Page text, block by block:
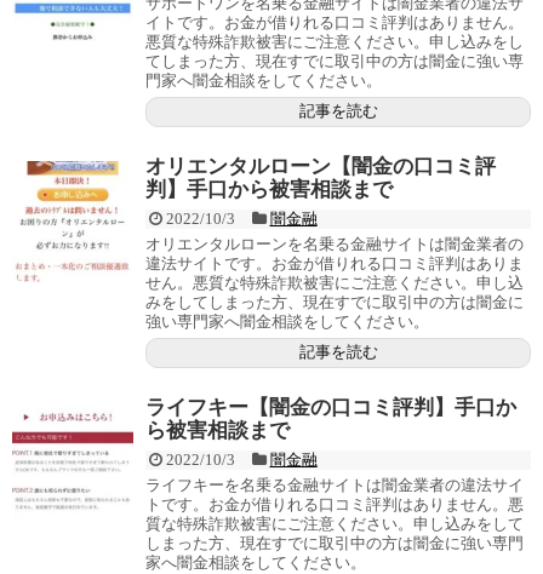
イトです。お金が借りれる口コミ評判はありません。
悪質な特殊詐欺被害にご注意ください。申し込みをし
てしまった方、現在すでに取引中の方は闇金に強い専
門家へ闇金相談をしてください。
記事を読む
オリエンタルローン【闇金の口コミ評
判】手口から被害相談まで
2022/10/3
闇金融
オリエンタルローンを名乗る金融サイトは闇金業者の
違法サイトです。お金が借りれる口コミ評判はありま
せん。悪質な特殊詐欺被害にご注意ください。申し込
みをしてしまった方、現在すでに取引中の方は闇金に
強い専門家へ闇金相談をしてください。
記事を読む
ライフキー【闇金の口コミ評判】手口か
ら被害相談まで
2022/10/3
闇金融
ライフキーを名乗る金融サイトは闇金業者の違法サイ
トです。お金が借りれる口コミ評判はありません。悪
質な特殊詐欺被害にご注意ください。申し込みをして
しまった方、現在すでに取引中の方は闇金に強い専門
家へ闇金相談をしてください。